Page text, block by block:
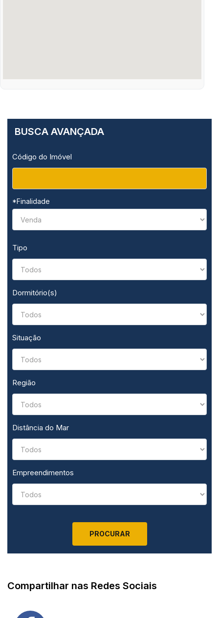
BUSCA AVANÇADA
Código do Imóvel
*Finalidade
Tipo
Dormitório(s)
Situação
Região
Distância do Mar
Empreendimentos
Compartilhar nas Redes Sociais